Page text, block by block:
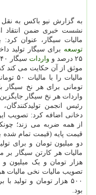
به گزارش نیو باکس به نقل
نشست خبری ضمن انتقاد
مالیات سیگار، عنوان کرد: بر مبنای ماده
توسعه
۲۵ درصد و
واردات
موثق از آن حکایت می کند
واردات هر نخ سیگار جایگزین
رئیس انجمن تولیدکنندگان،
دخانی اضافه کرد: تصویب
از همه ضربه می زند؛
قیمت پایه (قیمت تمام شده
دو میلیون تومان و برای
۵۰۰ هزار تومان و تولید
بود.